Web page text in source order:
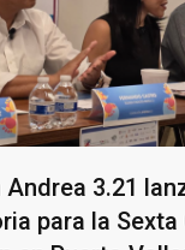
3.21
para la Sexta